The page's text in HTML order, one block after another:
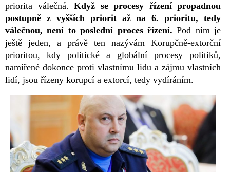
priorita válečná. Když se procesy řízení propadnou
postupně z vyšších priorit až na 6. prioritu, tedy
válečnou, není to poslední proces řízení. Pod ním je
ještě jeden, a právě ten nazývám Korupčně-extorční
prioritou, kdy politické a globální procesy politiků,
namířené dokonce proti vlastnímu lidu a zájmu vlastních
lidí, jsou řízeny korupcí a extorcí, tedy vydíráním.